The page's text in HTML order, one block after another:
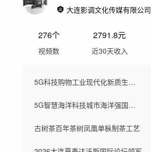
大连影调文化传媒有限公司
276个
视频数
2791.8元
近30天收入
5G科技购物工业现代化新质生产力
5G智慧海洋科技城市海洋强国素材
古树茶百年茶树凤凰单枞制茶工艺